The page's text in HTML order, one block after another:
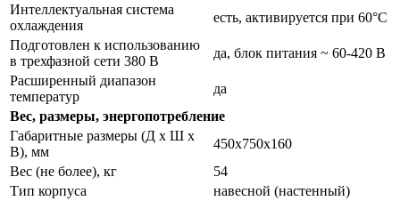
Интеллектуальная система
охлаждения
есть, активируется при 60°С
Подготовлен к использованию
в трехфазной сети 380 В
да, блок питания ~ 60-420 В
Расширенный диапазон
температур
да
Вес, размеры, энергопотребление
Габаритные размеры (Д х Ш х
В), мм
450х750х160
Вес (не более), кг
54
Тип корпуса
навесной (настенный)